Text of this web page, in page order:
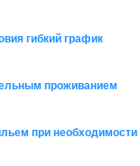
гибкий график
проживанием
при необходимости